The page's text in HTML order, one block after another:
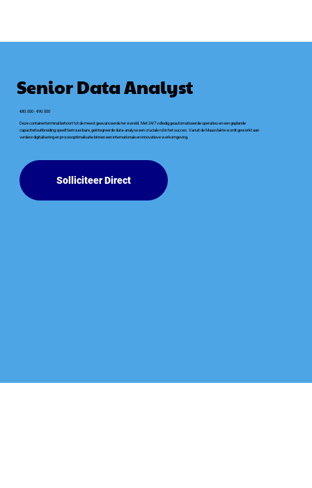
Senior Data Analyst
€80.000 - €90.000
Deze containerterminal behoort tot de meest geavanceerde ter wereld. Met 24/7 volledig geautomatiseerde operaties en een geplande
capaciteitsuitbreiding speelt betrouwbare, geïntegreerde data-analyse een cruciale rol in het succes. Vanuit de Maasvlakte wordt gewerkt aan
verdere digitalisering en procesoptimalisatie binnen een internationale en innovatieve werkomgeving.
Solliciteer Direct